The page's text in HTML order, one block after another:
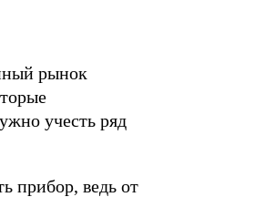
рынок
учесть ряд
прибор, ведь от